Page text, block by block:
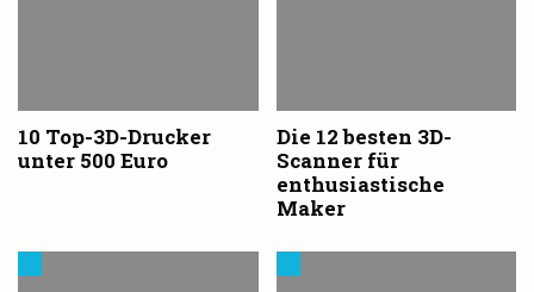
10 Top-3D-Drucker
unter 500 Euro
Die 12 besten 3D-
Scanner für
enthusiastische
Maker